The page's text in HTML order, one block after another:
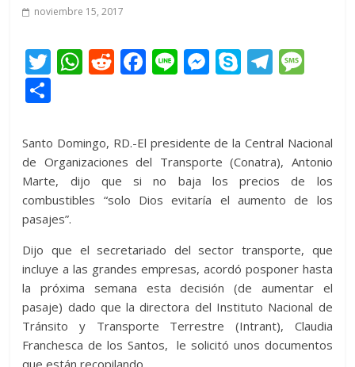
noviembre 15, 2017
T
er
W
s
A
p
p
R
di
t
F
b
o
o
k
Li M
e
n
g
er
S
p
e
T
gr
a
m
a
g
e
m
p
ar
ti
r
Santo Domingo, RD.-El presidente de la Central Nacional
de Organizaciones del Transporte (Conatra), Antonio
Marte, dijo que si no baja los precios de los
combustibles “solo Dios evitaría el aumento de los
pasajes”.
Dijo que el secretariado del sector transporte, que
incluye a las grandes empresas, acordó posponer hasta
la próxima semana esta decisión (de aumentar el
pasaje) dado que la directora del Instituto Nacional de
Tránsito y Transporte Terrestre (Intrant), Claudia
Franchesca de los Santos, le solicitó unos documentos
que están recopilando.